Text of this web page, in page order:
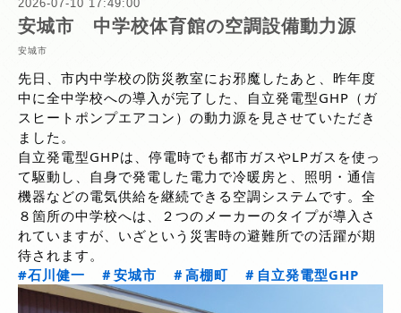
2026-07-10 17:49:00
安城市 中学校体育館の空調設備動力源
安城市
先日、市内中学校の防災教室にお邪魔したあと、昨年度
中に全中学校への導入が完了した、自立発電型GHP（ガ
スヒートポンプエアコン）の動力源を見させていただき
ました。
自立発電型GHPは、停電時でも都市ガスやLPガスを使っ
て駆動し、自身で発電した電力で冷暖房と、照明・通信
機器などの電気供給を継続できる空調システムです。全
８箇所の中学校へは、２つのメーカーのタイプが導入さ
れていますが、いざという災害時の避難所での活躍が期
待されます。
#石川健一
＃安城市 ＃高棚町 ＃自立発電型GHP